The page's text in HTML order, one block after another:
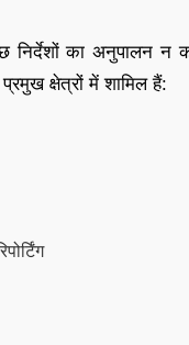
निर्देशों का अनुपालन
क्षेत्रों में शामिल हैं: